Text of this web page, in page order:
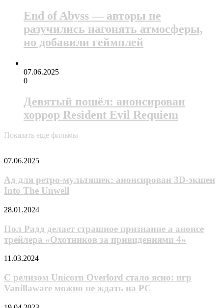
End of Abyss — авторы не
разучились нагонять атмосферы,
но добавили геймплей
07.06.2025
0
Девятый пошёл: анонсирован
хоррор Resident Evil Requiem
Показать еще фильмы
Ад
ретро-
мультяшек:
анонсирован
экшен
The
Unwell
07.06.2025
Ад для ретро-мультяшек: анонсирован 3D-экшен
Into The Unwell
Пол
делает
страшное
признание
анонсе
«Охотников
за
4»
28.01.2024
Пол Радд делает страшное признание а анонсе
трейлера «Охотников за привидениями 4»
С
Unicorn
Overlord
стало
11.03.2024
С релизом Unicorn Overlord стало ясно: игр
Vanillaware можно не ждать на PC